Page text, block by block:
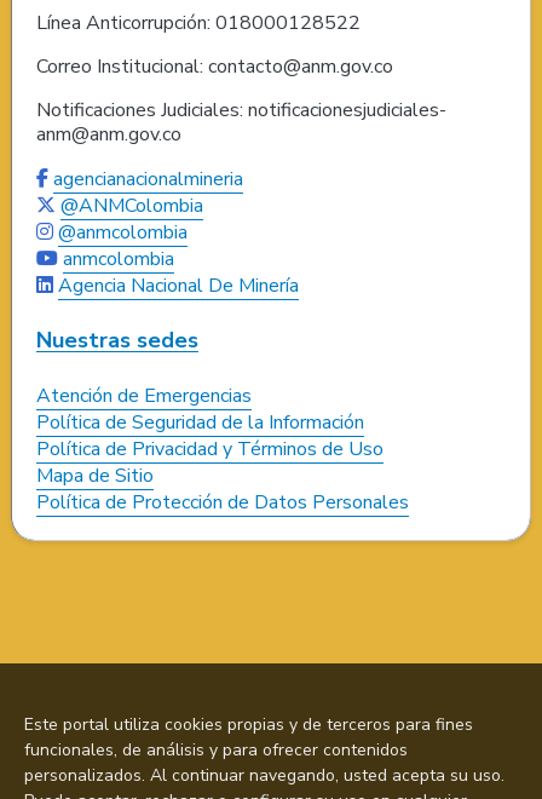
Línea Anticorrupción: 018000128522
Correo Institucional: contacto@anm.gov.co
Notificaciones Judiciales: notificacionesjudiciales-
anm@anm.gov.co
agencianacionalmineria
@ANMColombia
@anmcolombia
anmcolombia
Agencia Nacional De Minería
Nuestras sedes
Atención de Emergencias
Política de Seguridad de la Información
Política de Privacidad y Términos de Uso
Mapa de Sitio
Política de Protección de Datos Personales
Este portal utiliza cookies propias y de terceros para fines
funcionales, de análisis y para ofrecer contenidos
personalizados. Al continuar navegando, usted acepta su uso.